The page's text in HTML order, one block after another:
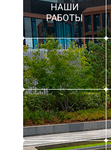
НАШИ
РАБОТЫ